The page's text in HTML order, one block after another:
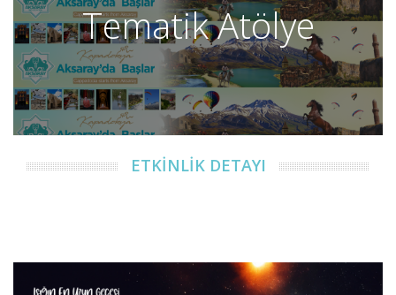
Tematik Atölye
ETKİNLİK DETAYI